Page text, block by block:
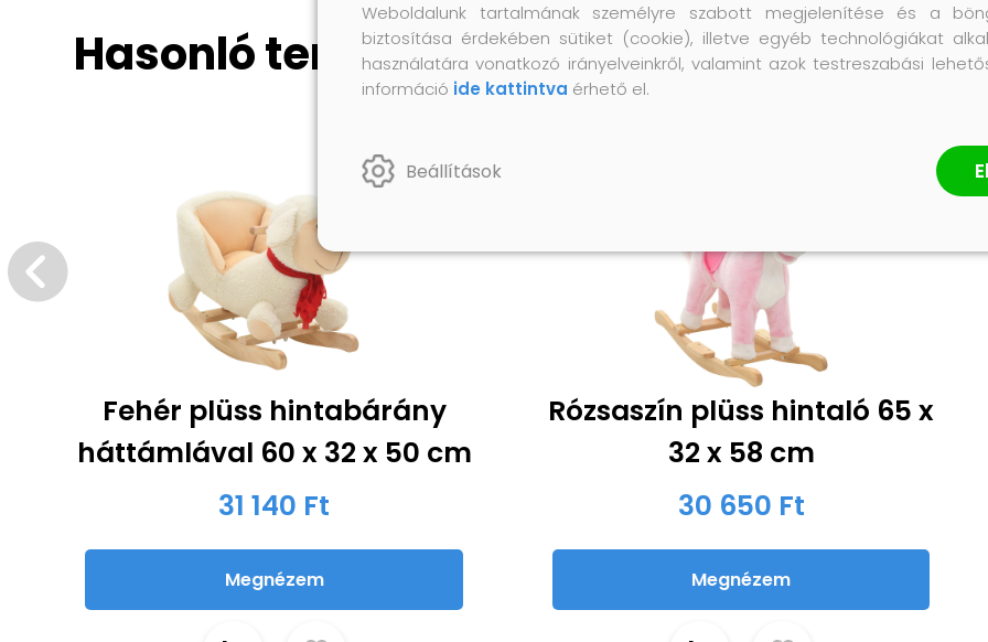
Hasonló termékek
Fehér plüss hintabárány
háttámlával 60 x 32 x 50 cm
31 140 Ft
Megnézem
Rózsaszín plüss hintaló 65 x
32 x 58 cm
30 650 Ft
Megnézem
Weboldalunk tartalmának személyre szabott megjelenítése és a
biztosítása érdekében sütiket (cookie), illetve egyéb technológiákat
használatára vonatkozó irányelveinkről, valamint azok testreszabási
információ ide kattintva érhető el.
Beállítások